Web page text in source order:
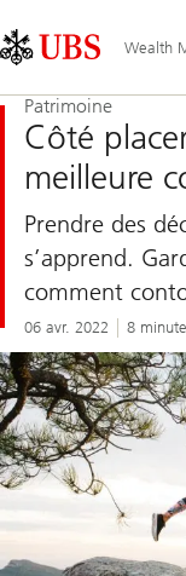
Links
Area
Wealth
Patrimoine
Côté
meilleure
Prendre des
s’apprend.
comment
06 avr. 2022 8